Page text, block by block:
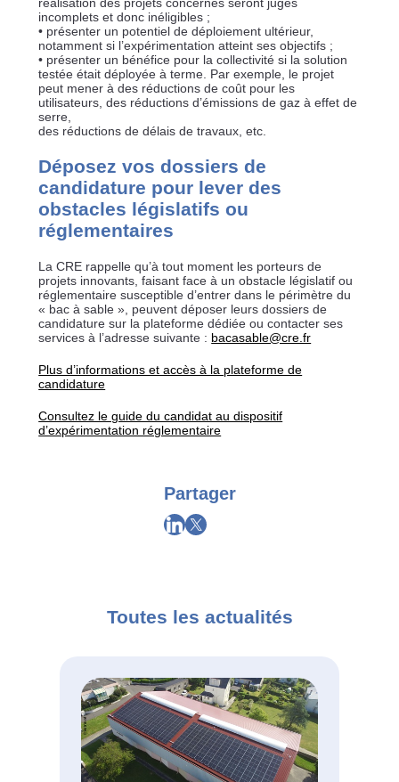
incomplets et donc inéligibles ;
• présenter un potentiel de déploiement ultérieur,
notamment si l’expérimentation atteint ses objectifs ;
• présenter un bénéfice pour la collectivité si la solution
testée était déployée à terme. Par exemple, le projet
peut mener à des réductions de coût pour les
utilisateurs, des réductions d’émissions de gaz à effet de
serre,
des réductions de délais de travaux, etc.
Déposez vos dossiers de
candidature pour lever des
obstacles législatifs ou
réglementaires
La CRE rappelle qu’à tout moment les porteurs de
projets innovants, faisant face à un obstacle législatif ou
réglementaire susceptible d’entrer dans le périmètre du
« bac à sable », peuvent déposer leurs dossiers de
candidature sur la plateforme dédiée ou contacter ses
services à l’adresse suivante : bacasable@cre.fr
Plus d’informations et accès à la plateforme de
candidature
Consultez le guide du candidat au dispositif
d’expérimentation réglementaire
Partager
Toutes les actualités